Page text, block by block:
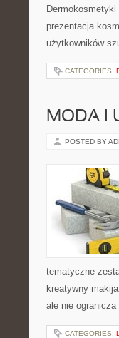
prezentacja
użytkowników
CATEGORIES:
MODA I
POSTED BY
tematyczne
kreatywny
ale nie
CATEGORIES: